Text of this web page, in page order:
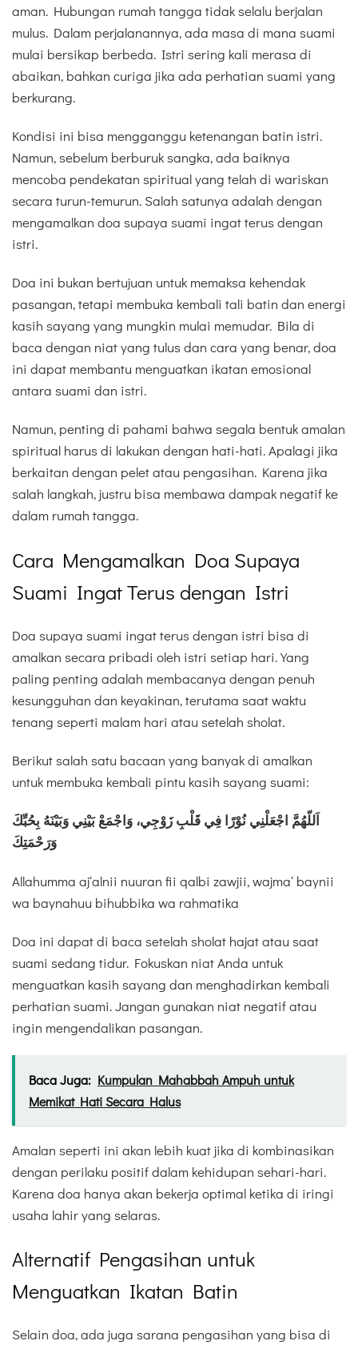
aman. Hubungan rumah tangga tidak selalu berjalan
mulus. Dalam perjalanannya, ada masa di mana suami
mulai bersikap berbeda. Istri sering kali merasa di
abaikan, bahkan curiga jika ada perhatian suami yang
berkurang.
Kondisi ini bisa mengganggu ketenangan batin istri.
Namun, sebelum berburuk sangka, ada baiknya
mencoba pendekatan spiritual yang telah di wariskan
secara turun-temurun. Salah satunya adalah dengan
mengamalkan doa supaya suami ingat terus dengan
istri.
Doa ini bukan bertujuan untuk memaksa kehendak
pasangan, tetapi membuka kembali tali batin dan energi
kasih sayang yang mungkin mulai memudar. Bila di
baca dengan niat yang tulus dan cara yang benar, doa
ini dapat membantu menguatkan ikatan emosional
antara suami dan istri.
Namun, penting di pahami bahwa segala bentuk amalan
spiritual harus di lakukan dengan hati-hati. Apalagi jika
berkaitan dengan pelet atau pengasihan. Karena jika
salah langkah, justru bisa membawa dampak negatif ke
dalam rumah tangga.
Cara Mengamalkan Doa Supaya
Suami Ingat Terus dengan Istri
Doa supaya suami ingat terus dengan istri bisa di
amalkan secara pribadi oleh istri setiap hari. Yang
paling penting adalah membacanya dengan penuh
kesungguhan dan keyakinan, terutama saat waktu
tenang seperti malam hari atau setelah sholat.
Berikut salah satu bacaan yang banyak di amalkan
untuk membuka kembali pintu kasih sayang suami:
اَللّهُمَّ اجْعَلْنِي نُوْرًا فِي قَلْبِ زَوْجِي، وَاجْمَعْ بَيْنِي وَبَيْنَهُ بِحُبِّكَ
وَرَحْمَتِكَ
Allahumma aj‘alnii nuuran fii qalbi zawjii, wajma‘ baynii
wa baynahuu bihubbika wa rahmatika
Doa ini dapat di baca setelah sholat hajat atau saat
suami sedang tidur. Fokuskan niat Anda untuk
menguatkan kasih sayang dan menghadirkan kembali
perhatian suami. Jangan gunakan niat negatif atau
ingin mengendalikan pasangan.
Baca Juga: Kumpulan Mahabbah Ampuh untuk
Memikat Hati Secara Halus
Amalan seperti ini akan lebih kuat jika di kombinasikan
dengan perilaku positif dalam kehidupan sehari-hari.
Karena doa hanya akan bekerja optimal ketika di iringi
usaha lahir yang selaras.
Alternatif Pengasihan untuk
Menguatkan Ikatan Batin
Selain doa, ada juga sarana pengasihan yang bisa di